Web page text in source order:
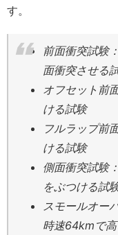
す。
前面衝突試験
面衝突させる
オフセット前
ける試験
フルラップ前
ける試験
側面衝突試験
をぶつける試
スモールオー
時速64kmで